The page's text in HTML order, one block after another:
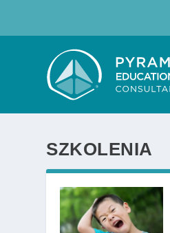
SZKOLENIA